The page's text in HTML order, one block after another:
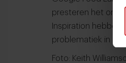
presteren het om
Inspiration hebben
problematiek in de
Foto: Keith